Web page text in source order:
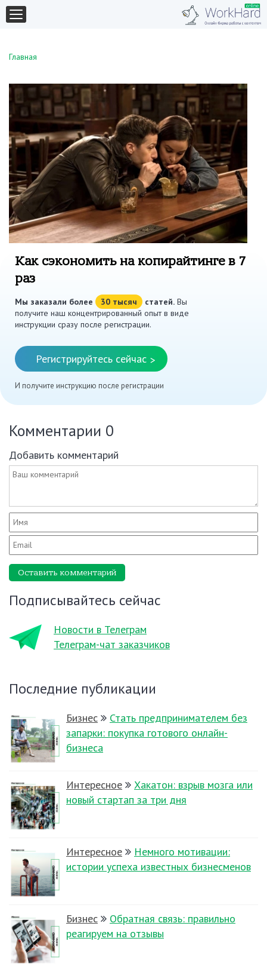
Главная
Как сэкономить на копирайтинге в 7
раз
Мы заказали более 30 тысяч статей. Вы
получите наш концентрированный опыт в виде
инструкции сразу после регистрации.
Регистрируйтесь сейчас >
И получите инструкцию после регистрации
Комментарии 0
Добавить комментарий
Оставить комментарий
Подписывайтесь сейчас
Новости в Телеграм
Телеграм-чат заказчиков
Последние публикации
Бизнес
Стать предпринимателем без
запарки: покупка готового онлайн-
бизнеса
Интересное
Хакатон: взрыв мозга или
новый стартап за три дня
Интересное
Немного мотивации:
истории успеха известных бизнесменов
Бизнес
Обратная связь: правильно
реагируем на отзывы